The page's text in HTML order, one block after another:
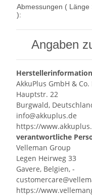
Abmessungen ( Länge
):
Angaben
AkkuPlus GmbH & Co.
Hauptstr. 22
Burgwald,
info@akkuplus.de
https://
verantwortliche
Velleman Group
Legen Heirweg 33
Gavere, Belgien, -
https://